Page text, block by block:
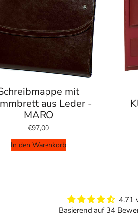
mit
aus Leder -
MARO
€97,00
In den Warenkorb
4.71
Basierend auf 34